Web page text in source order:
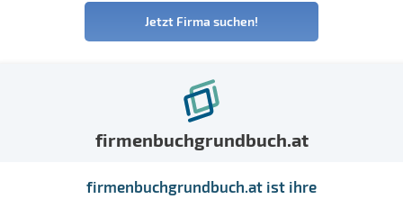
Jetzt Firma suchen!
firmenbuchgrundbuch.at
firmenbuchgrundbuch.at ist ihre